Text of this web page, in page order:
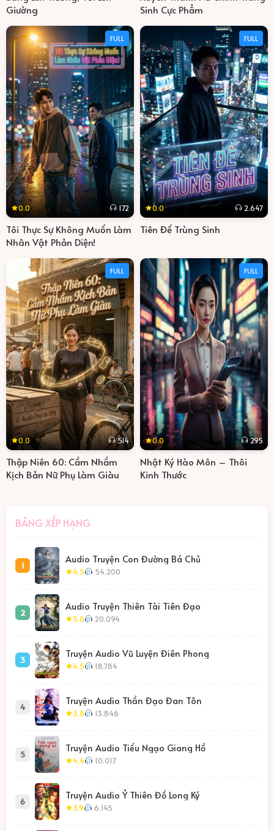
Giường
Sinh Cực Phẩm
FULL
0.0 172
Tôi Thực Sự Không Muốn Làm
Nhân Vật Phản Diện!
FULL
0.0 2.647
Tiên Đế Trùng Sinh
FULL
0.0 514
Thập Niên 60: Cầm Nhầm
Kịch Bản Nữ Phụ Làm Giàu
FULL
0.0 295
Nhật Ký Hào Môn – Thôi
Kinh Thước
BẢNG XẾP HẠNG
1
Audio Truyện Con Đường Bá Chủ
4.5 54.200
2
Audio Truyện Thiên Tài Tiên Đạo
5.0 20.094
3
Truyện Audio Vũ Luyện Điên Phong
4.5 18.784
4
Truyện Audio Thần Đạo Đan Tôn
3.8 13.846
5
Truyện Audio Tiếu Ngạo Giang Hồ
4.4 10.017
6
Truyện Audio Ỷ Thiên Đồ Long Ký
3.9 6.145